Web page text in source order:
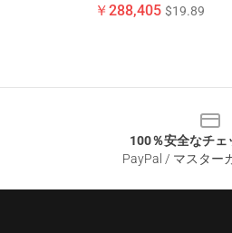
￥288,405 $19.89
100％安全なチェ
PayPal / マスター